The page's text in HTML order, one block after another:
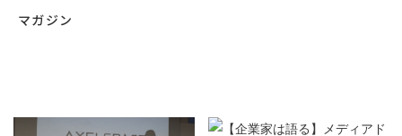
マガジン